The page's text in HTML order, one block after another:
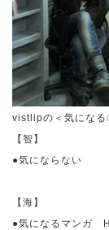
vistlipの＜気になる
【智】
●気にならない
【海】
●気になるマンガ